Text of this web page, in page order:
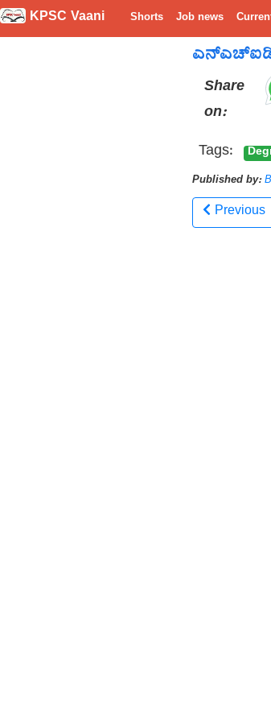
KPSC Vaani Shorts Job news
Share
on:
Tags:
Published by:
Previous